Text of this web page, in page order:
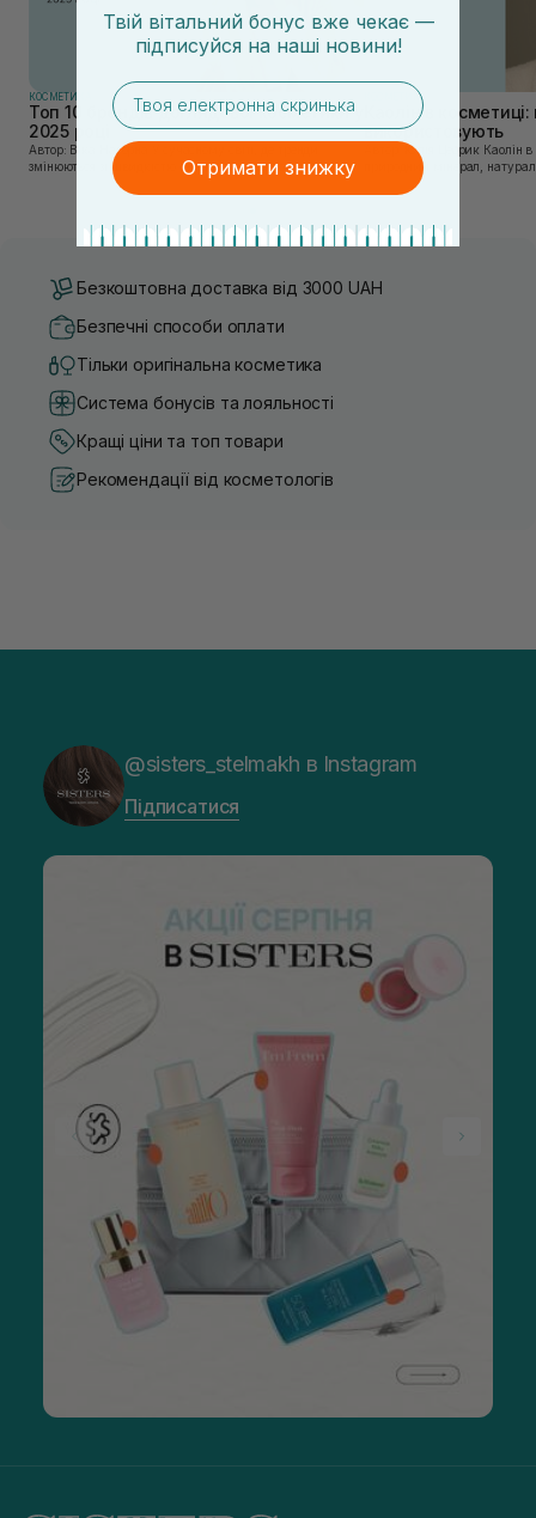
КОСМЕТИКА
Топ 10 брендів доглядової косметики у
2025 році
Автор: Віка Нагорна У сучасному світі, де тренди
змінюються зі швидкістю світла, а ринок популярної
косметики переповнений новими пропозиціями, вибір
засобу для себе стає справжнім викликом. 2025 р...
КОСМЕТИКА
Каолін в
використовують
Автор: Юлія Цебрик Каолін в косметології – це
природний мінерал,
безліч переваг для шкіри
завдяки великій кількості
Безкоштовна доставка від 3000 UAH
Безпечні способи оплати
Тільки оригінальна косметика
Система бонусів та лояльності
Кращі ціни та топ товари
Рекомендації від косметологів
@sisters_stelmakh в Instagram
Підписатися
Твій вітальний бонус вже чекає —
підписуйся на наші новини!
email
Отримати знижку